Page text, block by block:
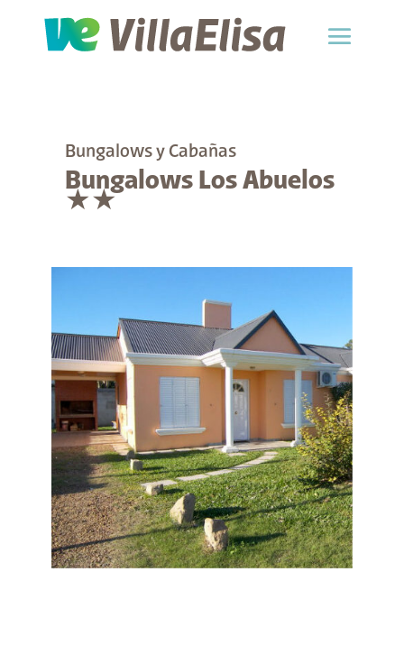
Bungalows y Cabañas
Bungalows Los Abuelos
★★